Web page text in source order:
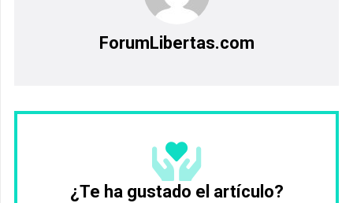
ForumLibertas.com
¿Te ha gustado el artículo?